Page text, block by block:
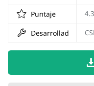
Puntaje 4.3
Desarrollador